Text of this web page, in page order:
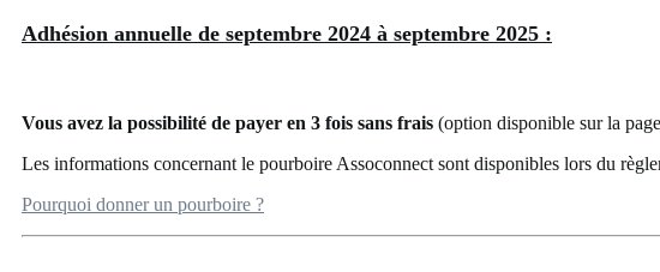
Adhésion annuelle de septembre 2024 à septembre 2025 :
Vous avez la possibilité de payer en 3 fois sans frais (option disponible sur la
Les informations concernant le pourboire Assoconnect sont disponibles lors du
Pourquoi donner un pourboire ?